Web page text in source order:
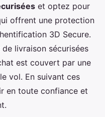
et optez pour
offrent une protection
3D Secure.
livraison sécurisées
est couvert par une
vol. En suivant ces
en toute confiance et